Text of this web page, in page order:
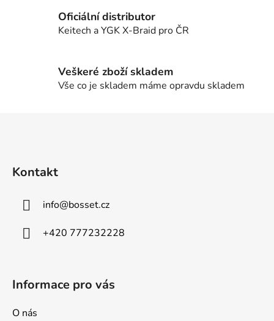
v
k
y
p
i
Oficiální distributor
Keitech a YGK X-Braid pro ČR
Veškeré zboží skladem
Vše co je skladem máme opravdu skladem
Kontakt
info@bosset.cz
+420 777232228
Informace pro vás
O nás